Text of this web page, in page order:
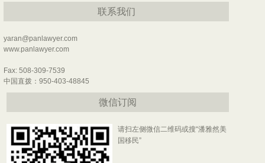
联系我们
yaran@panlawyer.com
www.panlawyer.com
Fax: 508-309-7539
中国直拨：950-403-48845
微信订阅
请扫左侧微信二维码或搜“潘雅然美
国移民”